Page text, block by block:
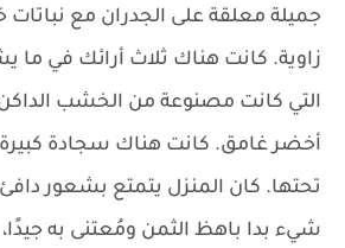
جميلة معلقة على الجدران مع
زاوية. كانت هناك ثلاث أرائك في ما
التي كانت مصنوعة من الخشب
أخضر غامق. كانت هناك سجادة
تحتها. كان المنزل يتمتع بشعور
شيء بدا باهظ الثمن ومُعتنى به